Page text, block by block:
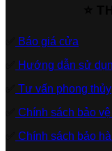
Báo giá cửa
Hướng dẫn sử
Tư vấn phong thủy
Chính sách bảo
Chính sách bảo